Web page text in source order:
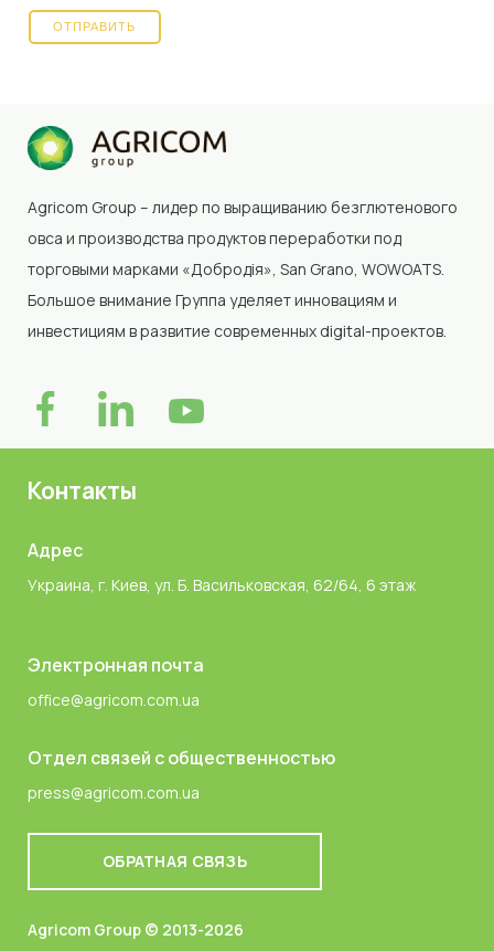
Agricom Group – лидер по выращиванию безглютенового
овса и производства продуктов переработки под
торговыми марками «Добродія», San Grano, WOWOATS.
Большое внимание Группа уделяет инновациям и
инвестициям в развитие современных digital-проектов.
Контакты
Адрес
Украина, г. Киев, ул. Б. Васильковская, 62/64, 6 этаж
Электронная почта
office@agricom.com.ua
Отдел связей с общественностью
press@agricom.com.ua
ОБРАТНАЯ СВЯЗЬ
Agricom Group © 2013-2026